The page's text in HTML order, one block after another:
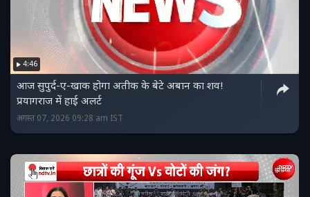
4:46
आज सुपुर्द-ए-खाक होगा अतीक के बेटे अबान का शव!
प्रयागराज में हाई अलर्ट
अगस्त 07, 2026 09:28 am IST